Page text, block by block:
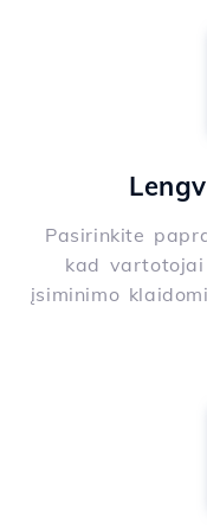
Pasirinkite
kad
įsiminimo